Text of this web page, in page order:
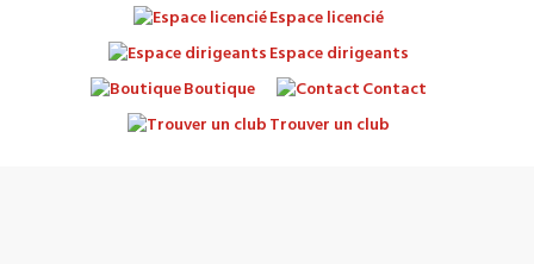
Espace licencié
Espace dirigeants
Boutique
Contact
Trouver un club